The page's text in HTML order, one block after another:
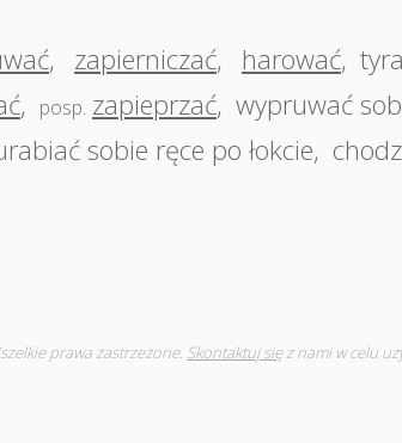
, zapierniczać, harować,
, posp. zapieprzać, wypruwać
sobie ręce po łokcie,
prawa zastrzeżone. Skontaktuj sięz nami w celu